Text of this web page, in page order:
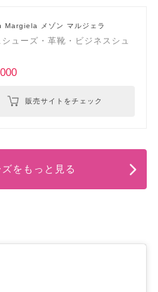
Margiela メゾン マルジェラ
シューズ・革靴・ビジネスシュ
販売サイトをチェック
をもっと見る